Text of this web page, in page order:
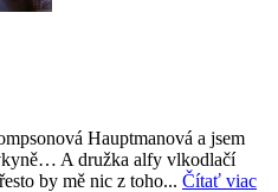
Hauptmanová a jsem
A družka alfy vlkodlačí
by mě nic z toho... Čítať viac